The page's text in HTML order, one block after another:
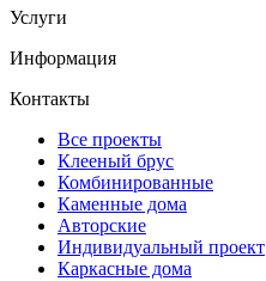
Услуги
Информация
Контакты
Все проекты
Клееный брус
Комбинированные
Каменные дома
Авторские
Индивидуальный проект
Каркасные дома